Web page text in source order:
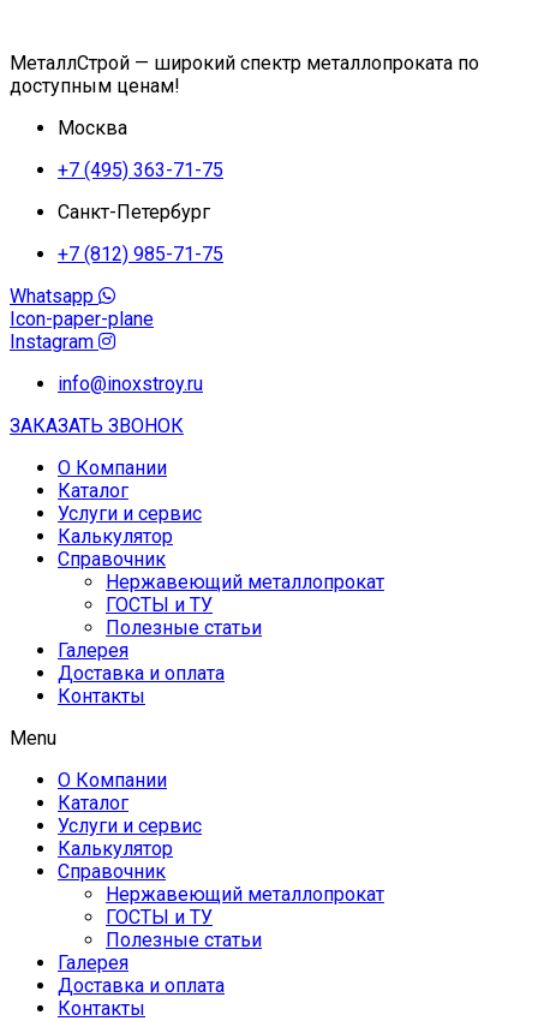
МеталлСтрой — широкий спектр металлопроката по
доступным ценам!
Москва
+7 (495) 363-71-75
Санкт-Петербург
+7 (812) 985-71-75
Whatsapp
Icon-paper-plane
Instagram
info@inoxstroy.ru
ЗАКАЗАТЬ ЗВОНОК
О Компании
Каталог
Услуги и сервис
Калькулятор
Справочник
Нержавеющий металлопрокат
ГОСТЫ и ТУ
Полезные статьи
Галерея
Доставка и оплата
Контакты
Menu
О Компании
Каталог
Услуги и сервис
Калькулятор
Справочник
Нержавеющий металлопрокат
ГОСТЫ и ТУ
Полезные статьи
Галерея
Доставка и оплата
Контакты